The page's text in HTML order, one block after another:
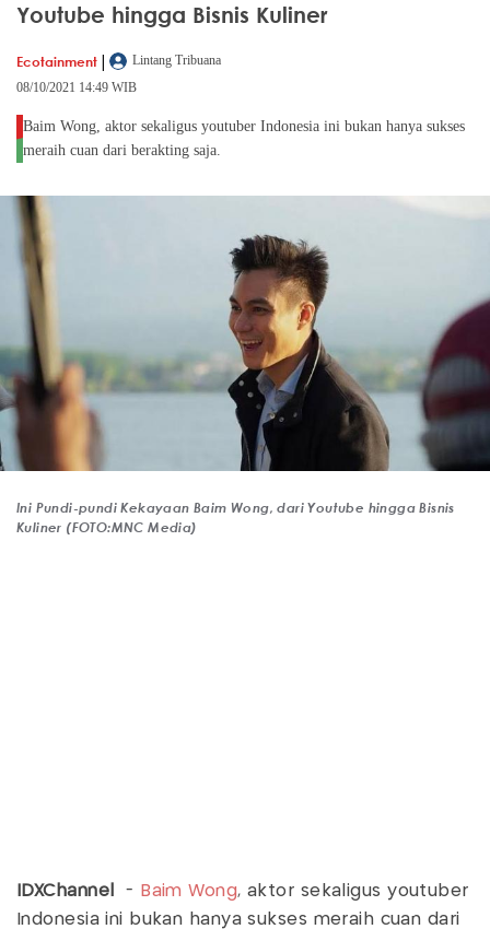
Youtube hingga Bisnis Kuliner
Ecotainment |
Lintang Tribuana
08/10/2021 14:49 WIB
Baim Wong, aktor sekaligus youtuber Indonesia ini bukan hanya sukses
meraih cuan dari berakting saja.
Ini Pundi-pundi Kekayaan Baim Wong, dari Youtube hingga Bisnis
Kuliner (FOTO:MNC Media)
IDXChannel - Baim Wong, aktor sekaligus youtuber
Indonesia ini bukan hanya sukses meraih cuan dari